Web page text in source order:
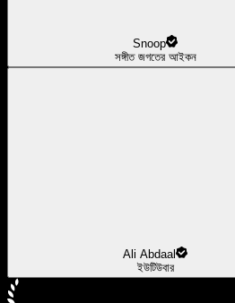
Snoop
সঙ্গীত জগতের আইকন
Ali Abdaal
ইউটিউবার